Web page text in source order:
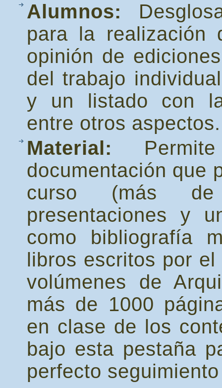
Alumnos:
para la realización
opinión de
del trabajo
y un listado con
entre otros aspectos.
Material:
documentación que
curso (más
presentaciones y
como bibliografía
libros escritos por
volúmenes de
más de 1000
en clase de los
bajo esta pestaña
perfecto